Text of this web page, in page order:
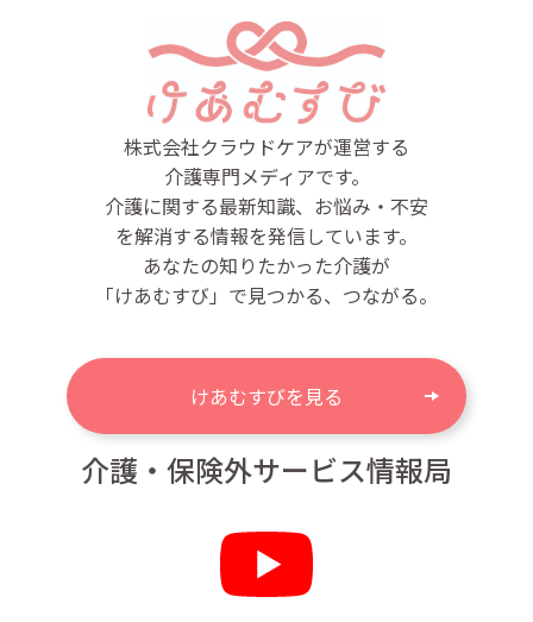
株式会社クラウドケアが運営する
介護専門メディアです。
介護に関する最新知識、お悩み・不安
を解消する情報を発信しています。
あなたの知りたかった介護が
「けあむすび」で見つかる、つながる。
けあむすびを見る
介護・保険外サービス情報局